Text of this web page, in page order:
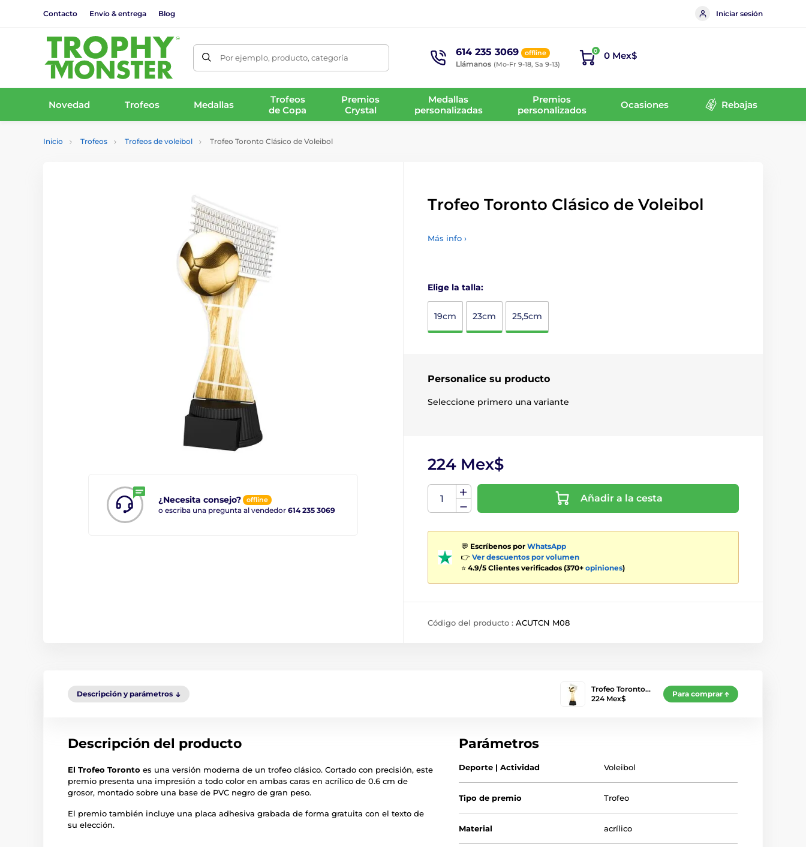
Contacto Envío & entrega Blog Iniciar sesión
Por ejemplo, producto, categoría 614 235 3069 offline
Llámanos (Mo-Fr 9-18, Sa 9-13)
0 0 Mex$
Novedad Trofeos Medallas
Trofeos
de Copa
Premios
Crystal
Medallas
personalizadas
Premios
personalizados
Ocasiones Rebajas
Inicio Trofeos Trofeos de voleibol Trofeo Toronto Clásico de Voleibol
¿Necesita consejo? offline
o escriba una pregunta al vendedor 614 235 3069
Trofeo Toronto Clásico de Voleibol
Más info ›
Elige la talla:
19cm 23cm 25,5cm
Personalice su producto
Seleccione primero una variante
224 Mex$
Añadir a la cesta
💬 Escríbenos por WhatsApp
👉 Ver descuentos por volumen
⭐ 4.9/5 Clientes verificados (370+ opiniones)
Código del producto : ACUTCN M08
Descripción y parámetros
Trofeo Toronto…
224 Mex$
Para comprar
Descripción del producto
El Trofeo Toronto es una versión moderna de un trofeo clásico. Cortado con precisión, este
premio presenta una impresión a todo color en ambas caras en acrílico de 0.6 cm de
grosor, montado sobre una base de PVC negro de gran peso.
El premio también incluye una placa adhesiva grabada de forma gratuita con el texto de
su elección.
Parámetros
Deporte | Actividad Voleibol
Tipo de premio Trofeo
Material acrílico